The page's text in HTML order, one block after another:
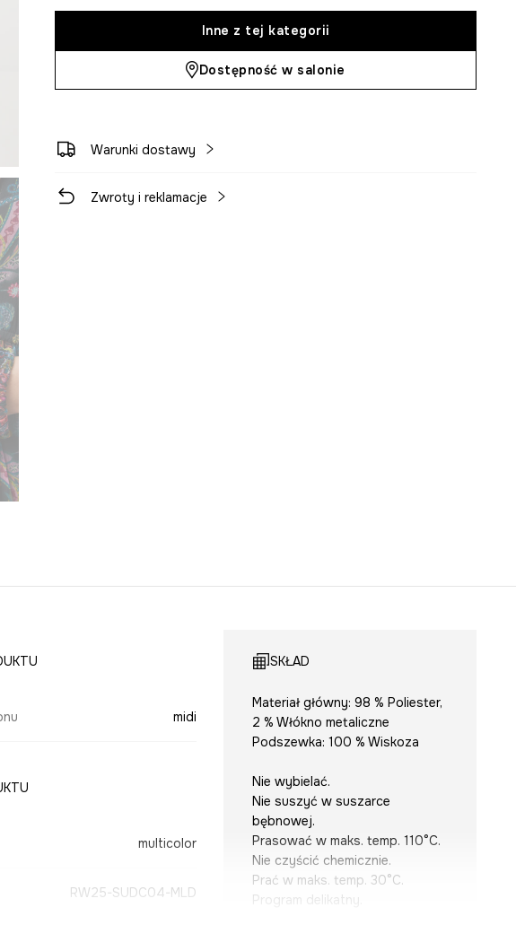
Inne z tej kategorii
Dostępność w salonie
Warunki dostawy
Zwroty i reklamacje
midi
multicolor
RW25-SUDC04-MLD
SKŁAD
Materiał główny: 98 % Poliester,
2 % Włókno metaliczne
Podszewka: 100 % Wiskoza
Nie wybielać.
Nie suszyć w suszarce
bębnowej.
Prasować w maks. temp. 110°C.
Nie czyścić chemicznie.
Prać w maks. temp. 30°C.
Program delikatny.